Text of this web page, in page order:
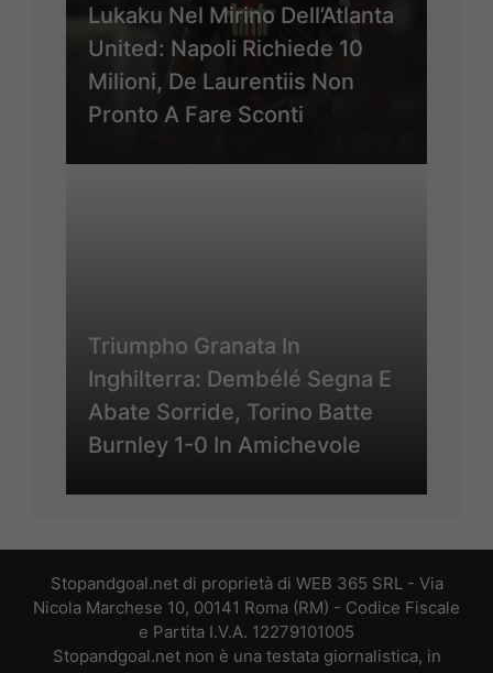
Lukaku Nel Mirino Dell’Atlanta
United: Napoli Richiede 10
Milioni, De Laurentiis Non
Pronto A Fare Sconti
Triumpho Granata In
Inghilterra: Dembélé Segna E
Abate Sorride, Torino Batte
Burnley 1-0 In Amichevole
Stopandgoal.net di proprietà di WEB 365 SRL - Via
Nicola Marchese 10, 00141 Roma (RM) - Codice Fiscale
e Partita I.V.A. 12279101005
Stopandgoal.net non è una testata giornalistica, in